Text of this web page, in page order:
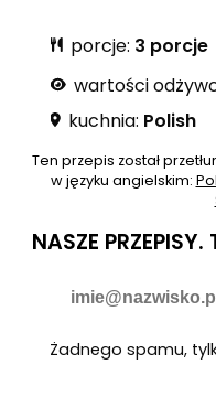
porcje: 3 porcje
wartości
kuchnia: Polish
Ten przepis został
w języku angielskim:
NASZE PRZEPISY.
Żadnego spamu,